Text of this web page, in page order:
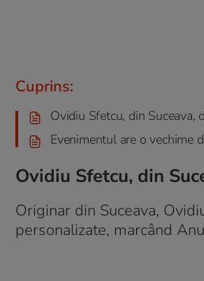
Cuprins:
Ovidiu Sfetcu, din
Evenimentul are o vechime
Ovidiu Sfetcu, din
Originar din Suceava,
personalizate, marcând